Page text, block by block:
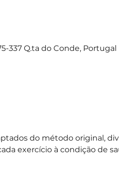
337 Q.ta do Conde, Portugal
do método original,
exercício à condição de